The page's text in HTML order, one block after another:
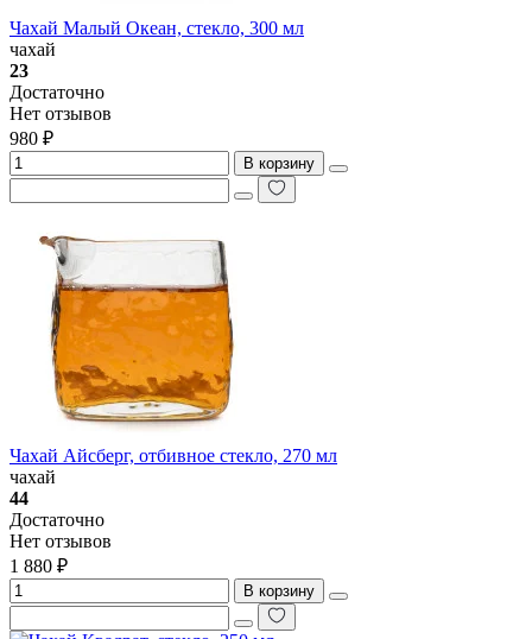
Чахай Малый Океан, стекло, 300 мл
чахай
23
Достаточно
Нет отзывов
980 ₽
В корзину
Чахай Айсберг, отбивное стекло, 270 мл
чахай
44
Достаточно
Нет отзывов
1 880 ₽
В корзину